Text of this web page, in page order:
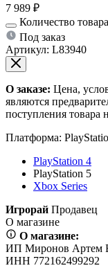
7 989 ₽
Количество
Под заказ
Артикул: L83940
О заказе: Цена,
являются
поступления товара
Платформа:
PlayStation 4
PlayStation 5
Xbox Series
Игрорай Продавец
О магазине
О магазине:
ИП Миронов Артем
ИНН 772162499292